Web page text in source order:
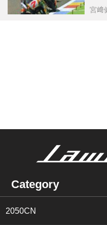
宮﨑
Category
2050CN